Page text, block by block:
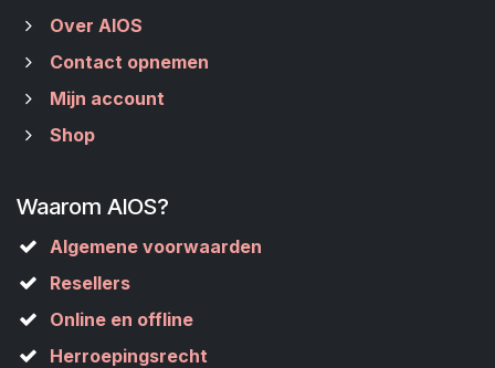
Over AIOS
Contact opnemen
Mijn account
Shop
Waarom AIOS?
Algemene voorwaarden
Resellers
Online en offline
Herroepingsrecht